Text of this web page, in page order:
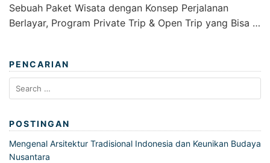
Sebuah Paket Wisata dengan Konsep Perjalanan
Berlayar, Program Private Trip & Open Trip yang Bisa …
PENCARIAN
Search
for:
POSTINGAN
Mengenal Arsitektur Tradisional Indonesia dan Keunikan Budaya
Nusantara